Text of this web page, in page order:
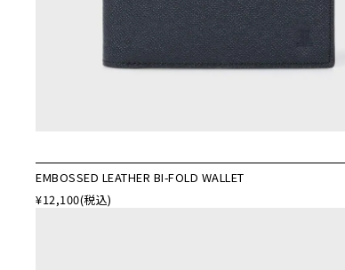
EMBOSSED LEATHER BI-FOLD WALLET
¥12,100(税込)